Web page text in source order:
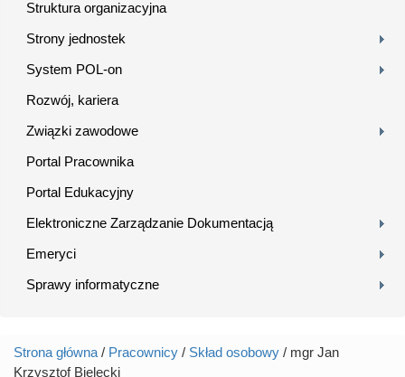
Struktura organizacyjna
Strony jednostek
System POL-on
Rozwój, kariera
Związki zawodowe
Portal Pracownika
Portal Edukacyjny
Elektroniczne Zarządzanie Dokumentacją
Emeryci
Sprawy informatyczne
Jesteś tutaj
Strona główna / Pracownicy / Skład osobowy / mgr Jan
Krzysztof Bielecki